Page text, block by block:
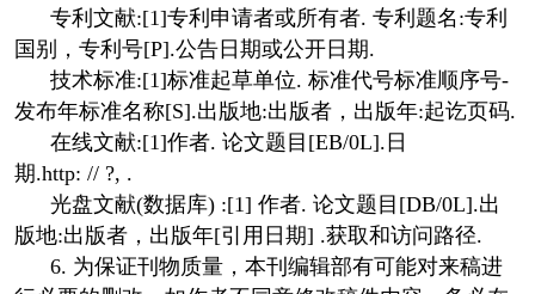
专利文献:[1]专利申请者或所有者. 专利题名:专利
国别，专利号[P].公告日期或公开日期.
技术标准:[1]标准起草单位. 标准代号标准顺序号-
发布年标准名称[S].出版地:出版者，出版年:起讫页码.
在线文献:[1]作者. 论文题目[EB/0L].日
期.http: // ?, .
光盘文献(数据库) :[1] 作者. 论文题目[DB/0L].出
版地:出版者，出版年[引用日期] .获取和访问路径.
6. 为保证刊物质量，本刊编辑部有可能对来稿进